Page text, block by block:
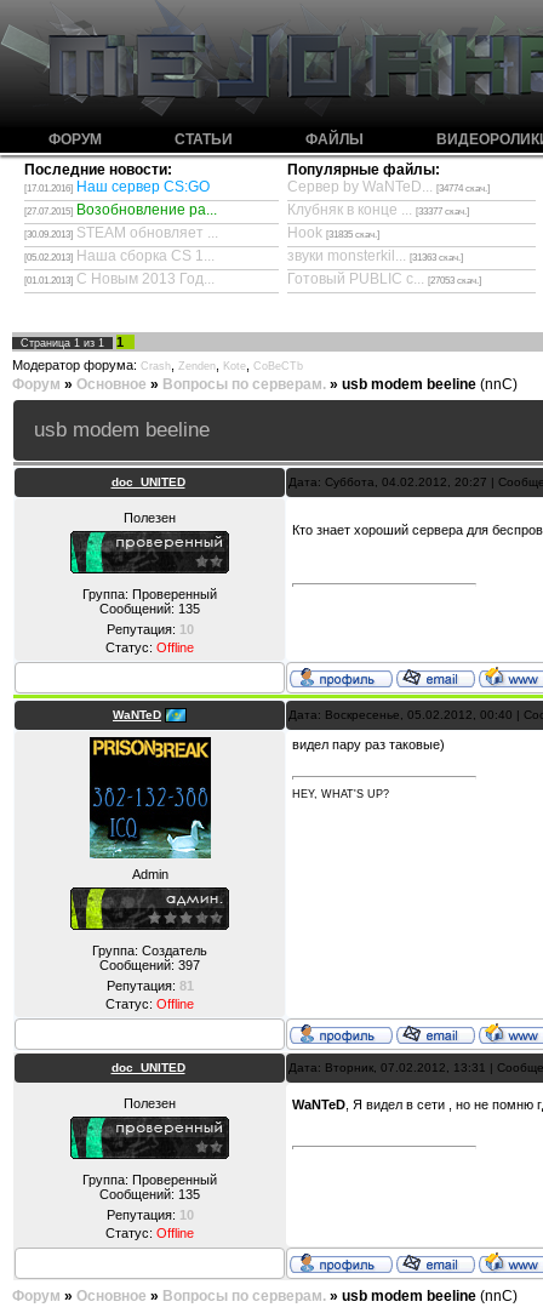
ФОРУМ СТАТЬИ ФАЙЛЫ
Последние новости:
[17.01.2016] Наш сервер CS:GO
[27.07.2015] Возобновление ра...
[30.09.2013] STEAM обновляет ...
[05.02.2013] Наша сборка CS 1...
[01.01.2013] С Новым 2013 Год...
Популярные файлы:
Сервер by WaNTeD... [34774 скач.]
Клубняк в конце ... [33377 скач.]
Hook [31835 скач.]
звуки monsterkil... [31363 скач.]
Готовый PUBLIC с... [27053 скач.]
Страница 1 из 1
1
Модератор форума: Crash Zenden Kote CoBeCTb
Форум » Основное » Вопросы по серверам. » usb modem beeline (nnC)
usb modem beeline
doc_UNITED Дата: Суббота, 04.02.2012, 20:27 |
Полезен
Группа: Проверенный
Сообщений: 135
Репутация: 10
Статус: Offline
Кто знает хороший сервера для
WaNTeD Дата: Воскресенье, 05.02.2012, 00:40 |
Admin
Группа: Создатель
Сообщений: 397
Репутация: 81
Статус: Offline
видел пару раз таковые)
HEY, WHAT'S UP?
doc_UNITED Дата: Вторник, 07.02.2012, 13:31 |
Полезен
Группа: Проверенный
Сообщений: 135
Репутация: 10
Статус: Offline
WaNTeD , Я видел в сети , но не помню
Форум » Основное » Вопросы по серверам. » usb modem beeline (nnC)